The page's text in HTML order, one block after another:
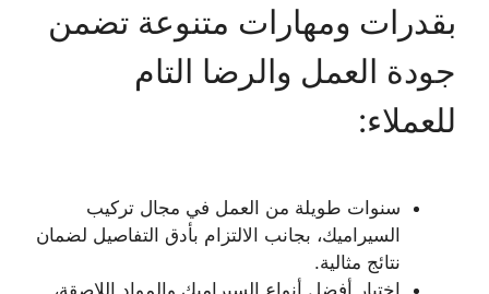
بقدرات ومهارات متنوعة تضمن
جودة العمل والرضا التام
للعملاء:
سنوات طويلة من العمل في مجال تركيب
السيراميك، بجانب الالتزام بأدق التفاصيل لضمان
نتائج مثالية.
اختيار أفضل أنواع السيراميك والمواد اللاصقة،